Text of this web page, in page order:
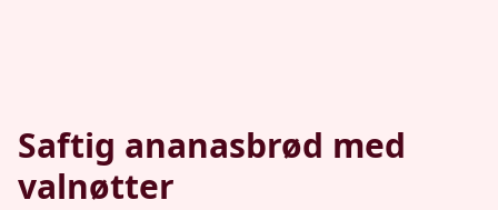
Saftig ananasbrød med
valnøtter